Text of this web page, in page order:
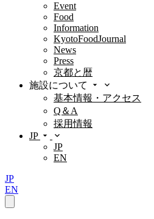
Event
Food
Information
KyotoFoodJournal
News
Press
京都と暦
施設について
基本情報・アクセス
Q＆A
採用情報
JP
JP
EN
JP
EN